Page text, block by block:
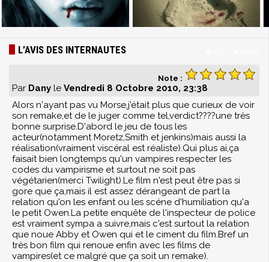
L’AVIS DES INTERNAUTES
Note :
Par Dany le Vendredi 8 Octobre 2010, 23:38
Alors n'ayant pas vu Morse,j'était plus que curieux de voir
son remake,et de le juger comme tel,verdict????une très
bonne surprise.D'abord le jeu de tous les
acteur(notamment Moretz,Smith et jenkins)mais aussi la
réalisation(vraiment viscéral est réaliste).Qui plus ai,ça
faisait bien longtemps qu'un vampires respecter les
codes du vampirisme et surtout ne soit pas
végétarien(merci Twilight).Le film n'est peut être pas si
gore que ça,mais il est assez dérangeant de part la
relation qu'on les enfant ou les scéne d'humiliation qu'a
le petit Owen.La petite enquête de l'inspecteur de police
est vraiment sympa a suivre,mais c'est surtout la relation
que noue Abby et Owen qui et le ciment du film.Bref un
très bon film qui renoue enfin avec les films de
vampires(et ce malgré que ça soit un remake).